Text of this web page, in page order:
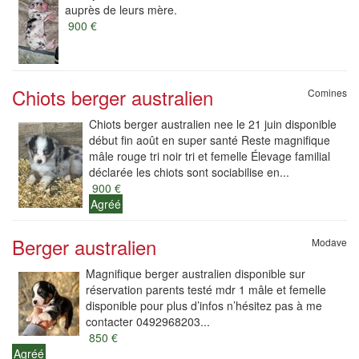
auprès de leurs mère.
900 €
Chiots berger australien Comines
Chiots berger australien nee le 21 juin disponible
début fin août en super santé Reste magnifique
mâle rouge tri noir tri et femelle Élevage familial
déclarée les chiots sont sociabilise en...
900 €
Agréé
Berger australien Modave
Magnifique berger australien disponible sur
réservation parents testé mdr 1 mâle et femelle
disponible pour plus d’infos n’hésitez pas à me
contacter 0492968203...
850 €
Agréé